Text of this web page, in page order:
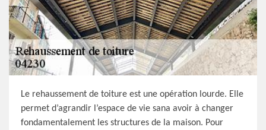
Le rehaussement de toiture est une opération lourde. Elle
permet d’agrandir l’espace de vie sana avoir à changer
fondamentalement les structures de la maison. Pour